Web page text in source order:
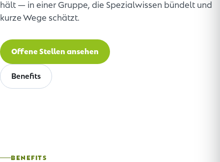
hält — in einer Gruppe, die Spezialwissen bündelt und
kurze Wege schätzt.
Offene Stellen ansehen
Benefits
BENEFITS